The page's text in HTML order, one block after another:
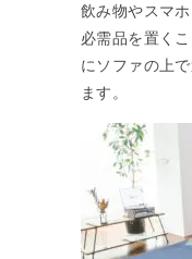
飲み物やスマ
必需品を置く
にソファの上
ます。